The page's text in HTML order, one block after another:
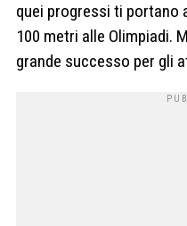
quei progressi ti portano
100 metri alle Olimpiadi.
grande successo per gli